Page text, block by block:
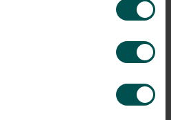
(CEN) Europa och det
från de senaste